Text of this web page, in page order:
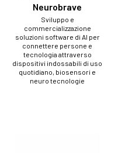
Neurobrave
Sviluppo e
commercializzazione
soluzioni software di AI per
connettere persone e
tecnologia attraverso
dispositivi indossabili di uso
quotidiano, biosensori e
neuro tecnologie